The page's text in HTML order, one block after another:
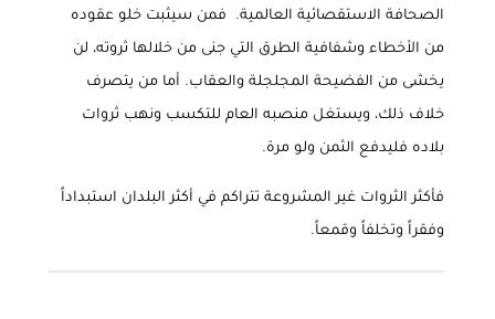
الصحافة الاستقصائية العالمية. فمن سيثبت خلو عقوده
من الأخطاء وشفافية الطرق التي جنى من خلالها ثروته، لن
يخشى من الفضيحة المجلجلة والعقاب. أما من يتصرف
خلاف ذلك، ويستغل منصبه العام للتكسب ونهب ثروات
بلاده فليدفع الثمن ولو مرة.
فأكثر الثروات غير المشروعة تتراكم في أكثر البلدان استبداداً
وفقراً وتخلفاً وقمعاً.